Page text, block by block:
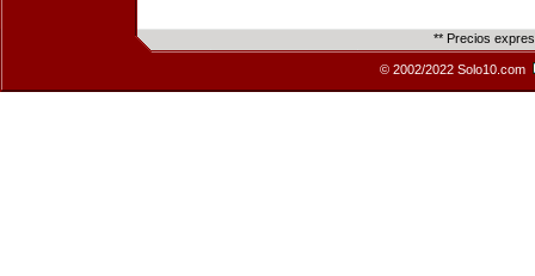
** Precios
© 2002/2022 Solo10.com